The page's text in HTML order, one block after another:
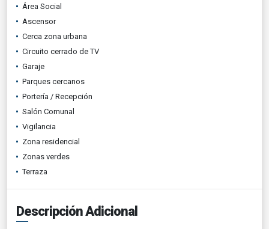
Área Social
Ascensor
Cerca zona urbana
Circuito cerrado de TV
Garaje
Parques cercanos
Portería / Recepción
Salón Comunal
Vigilancia
Zona residencial
Zonas verdes
Terraza
Descripción Adicional